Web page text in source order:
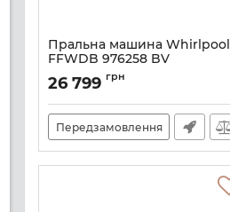
Пральна машина Whirlpool
FFWDB 976258 BV
Артикул:A141238
26 799 грн
Передзамовлення